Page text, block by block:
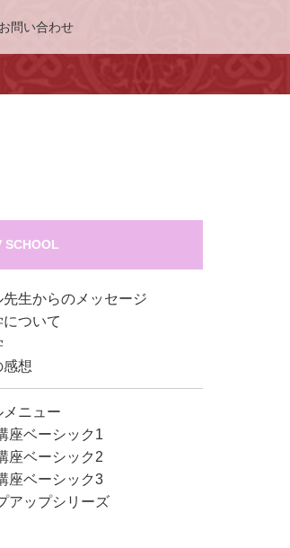
お問い合わせ
SCHOOL
先生からのメッセージ
ついて
感想
ニュー
座ベーシック1
座ベーシック2
座ベーシック3
アップシリーズ